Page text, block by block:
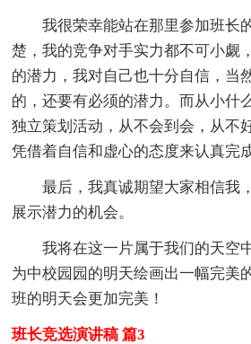
我很荣幸能站在那里参加班长
楚，我的竞争对手实力都不可小觑
的潜力，我对自己也十分自信，当
的，还要有必须的潜力。而从小什
独立策划活动，从不会到会，从不
凭借着自信和虚心的态度来认真完
最后，我真诚期望大家相信我
展示潜力的机会。
我将在这一片属于我们的天空
为中校园园的明天绘画出一幅完美
班的明天会更加完美！
班长竞选演讲稿 篇3